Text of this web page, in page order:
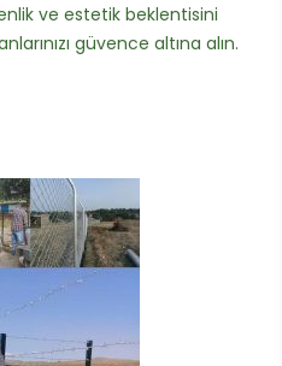
ve estetik beklentisini
güvence altına alın.